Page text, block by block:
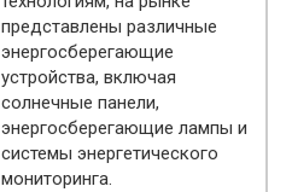
представлены различные
энергосберегающие
устройства, включая
солнечные панели,
энергосберегающие лампы и
системы энергетического
мониторинга.